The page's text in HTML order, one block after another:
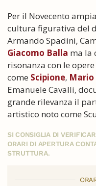
Per il Novecento
cultura figurativa del
Armando Spadini,
Giacomo Balla ma la
risonanza con le
come Scipione,
Emanuele Cavalli,
grande rilevanza il
artistico noto come
SI CONSIGLIA DI
ORARI DI APERTURA
STRUTTURA.